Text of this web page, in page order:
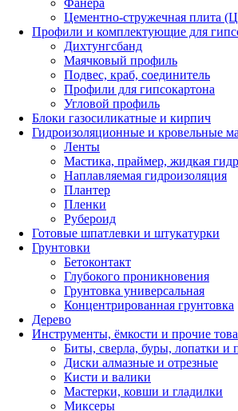
Цементно-стружечная плита
Профили и комплектующие для
Дихтунгсбанд
Маячковый профиль
Подвес, краб, соединитель
Профили для гипсокартона
Угловой профиль
Блоки газосиликатные и кирпич
Гидроизоляционные и кровельные
Ленты
Мастика, праймер, жидкая
Наплавляемая гидроизоляция
Плантер
Пленки
Рубероид
Готовые шпатлевки и штукатурки
Грунтовки
Бетоконтакт
Глубокого проникновения
Грунтовка универсальная
Концентрированная грунтовка
Дерево
Инструменты, ёмкости и прочие
Биты, сверла, буры, лопатки и
Диски алмазные и отрезные
Кисти и валики
Мастерки, ковши и гладилки
Миксеры